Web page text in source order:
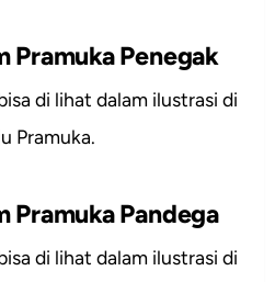
Pramuka Penegak
di lihat dalam ilustrasi di
Pramuka.
Pramuka Pandega
di lihat dalam ilustrasi di